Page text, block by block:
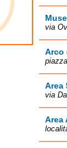
via
Arco
Area
via
Area